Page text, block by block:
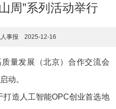
周”系列活动举行
事报 2025-12-16
量发展（北京）合作交流会
动。
打造人工智能OPC创业首选地